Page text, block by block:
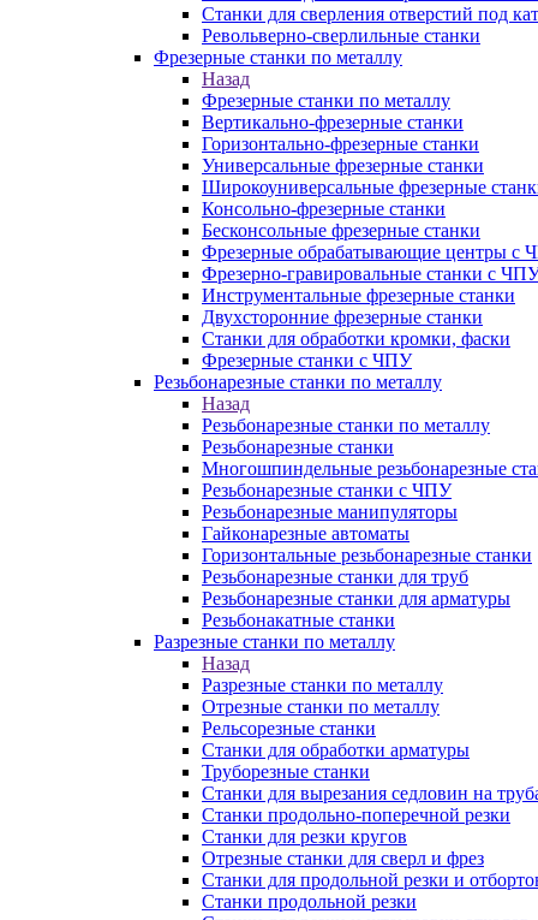
Станки для сверления отверстий под
Револьверно-сверлильные станки
Фрезерные станки по металлу
Назад
Фрезерные станки по металлу
Вертикально-фрезерные станки
Горизонтально-фрезерные станки
Универсальные фрезерные станки
Широкоуниверсальные фрезерные
Консольно-фрезерные станки
Бесконсольные фрезерные станки
Фрезерные обрабатывающие центры с
Фрезерно-гравировальные станки с
Инструментальные фрезерные станки
Двухсторонние фрезерные станки
Станки для обработки кромки, фаски
Фрезерные станки с ЧПУ
Резьбонарезные станки по металлу
Назад
Резьбонарезные станки по металлу
Резьбонарезные станки
Многошпиндельные резьбонарезные
Резьбонарезные станки с ЧПУ
Резьбонарезные манипуляторы
Гайконарезные автоматы
Горизонтальные резьбонарезные станки
Резьбонарезные станки для труб
Резьбонарезные станки для арматуры
Резьбонакатные станки
Разрезные станки по металлу
Назад
Разрезные станки по металлу
Отрезные станки по металлу
Рельсорезные станки
Станки для обработки арматуры
Труборезные станки
Станки для вырезания седловин на
Станки продольно-поперечной резки
Станки для резки кругов
Отрезные станки для сверл и фрез
Станки для продольной резки и
Станки продольной резки